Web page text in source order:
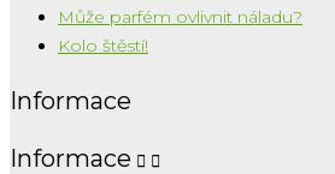
Může parfém ovlivnit náladu?
Kolo štěstí!
Informace
Informace  